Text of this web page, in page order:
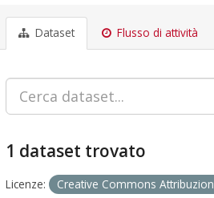
Dataset Flusso di attività
1 dataset trovato
Licenze: Creative Commons